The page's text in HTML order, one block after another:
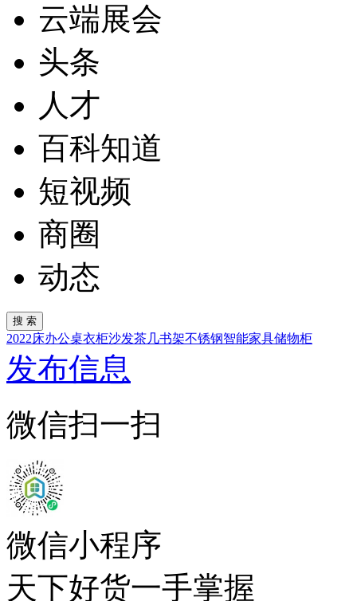
云端展会
头条
人才
百科知道
短视频
商圈
动态
2022床办公桌衣柜沙发茶几书架不锈钢智能家具储物柜
发布信息
微信扫一扫
微信小程序
天下好货一手掌握